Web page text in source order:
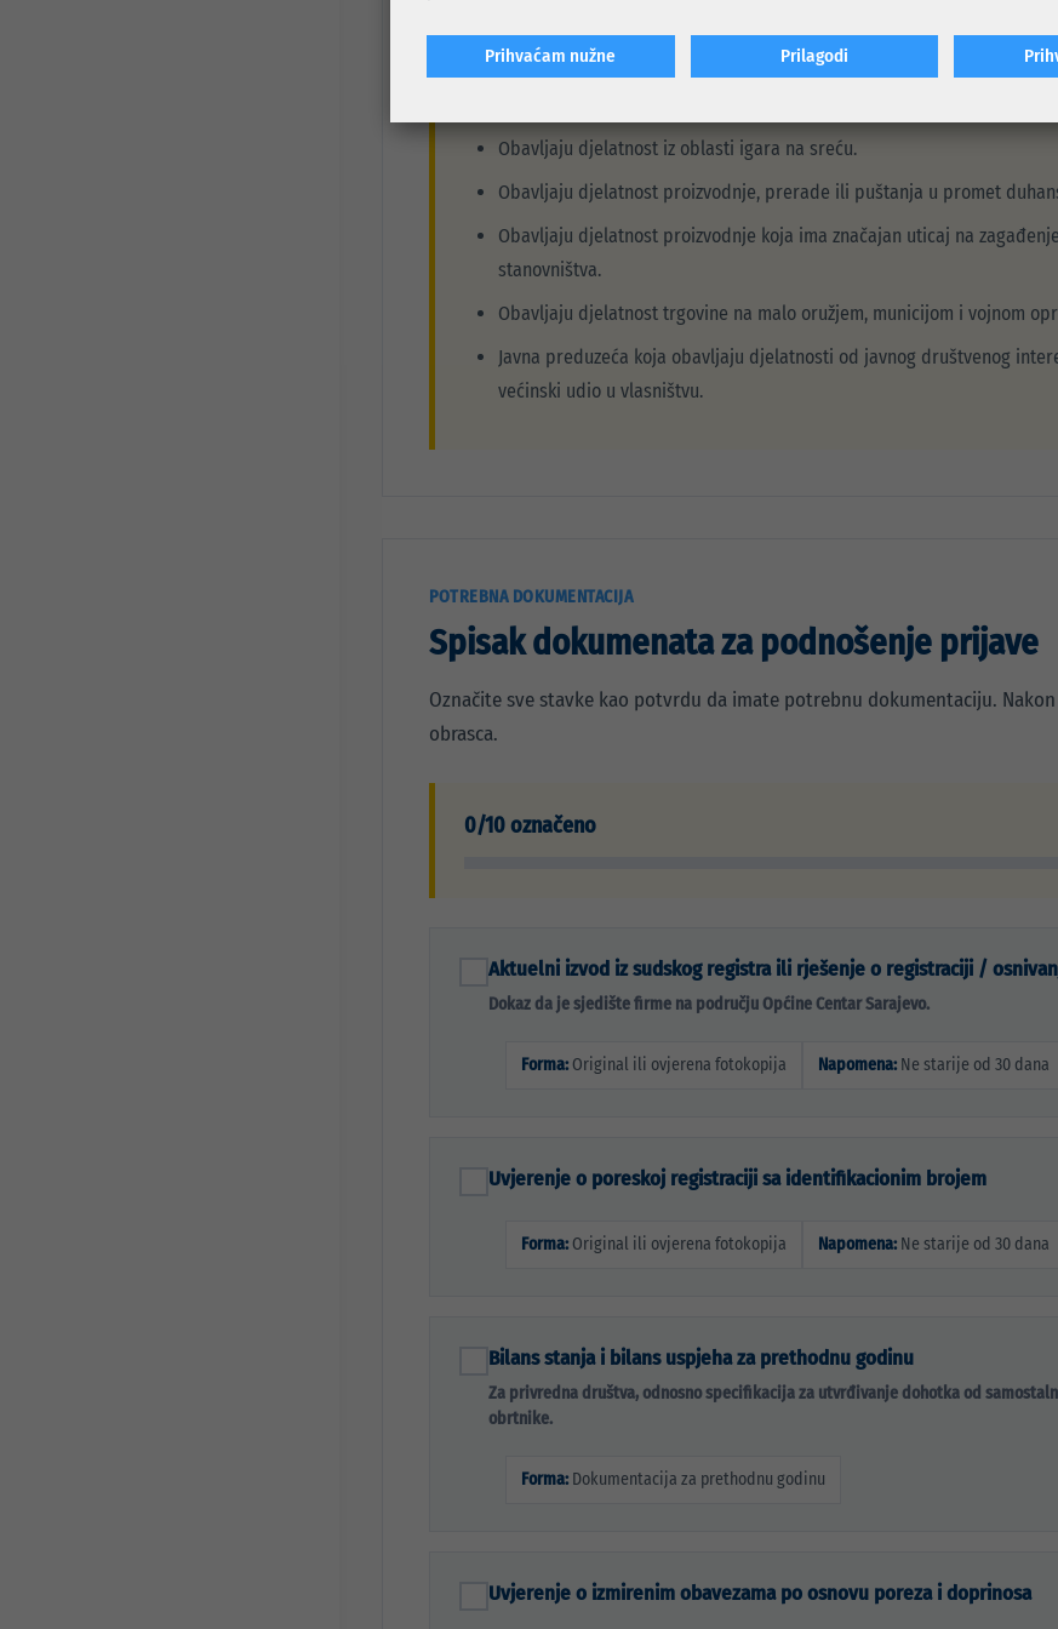
Pravo učešća nemaju obrti i MMSP-ovi koji ispunjavaju neki od sljedećih
Obavljaju djelatnost iz oblasti igara na sreću.
Obavljaju djelatnost proizvodnje, prerade ili puštanja u promet
Obavljaju djelatnost proizvodnje koja ima značajan uticaj na
stanovništva.
Obavljaju djelatnost trgovine na malo oružjem, municijom i vojnom
Javna preduzeća koja obavljaju djelatnosti od javnog društvenog
većinski udio u vlasništvu.
POTREBNA DOKUMENTACIJA
Spisak dokumenata za podnošenje prijave
Označite sve stavke kao potvrdu da imate potrebnu dokumentaciju.
obrasca.
0/10 označeno
Aktuelni izvod iz sudskog registra ili rješenje o registraciji /
Dokaz da je sjedište firme na području Općine Centar Sarajevo.
Forma: Original ili ovjerena fotokopija Napomena: Ne starije od 30 dana
Uvjerenje o poreskoj registraciji sa identifikacionim brojem
Forma: Original ili ovjerena fotokopija Napomena: Ne starije od 30 dana
Bilans stanja i bilans uspjeha za prethodnu godinu
Za privredna društva, odnosno specifikacija za utvrđivanje dohotka od
obrtnike.
Forma: Dokumentacija za prethodnu godinu
Uvjerenje o izmirenim obavezama po osnovu poreza i doprinosa
Prihvaćam nužne Prilagodi